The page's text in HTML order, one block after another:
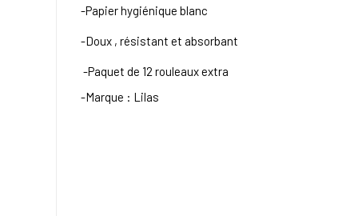
-Papier hygiénique blanc
-Doux , résistant et absorbant
-Paquet de 12 rouleauxextra
-Marque : Lilas